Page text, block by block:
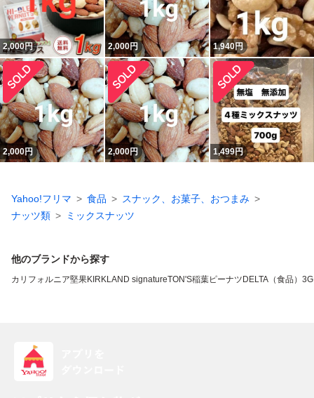
2,000円 2,000円 1,940円
2,000円 2,000円 1,499円
Yahoo!フリマ 食品
スナック、お菓子、おつまみ
ナッツ類
ミックスナッツ
他のブランドから探す
カリフォルニア堅果KIRKLAND signatureTON'S稲葉ピーナツ DELTA（食品）